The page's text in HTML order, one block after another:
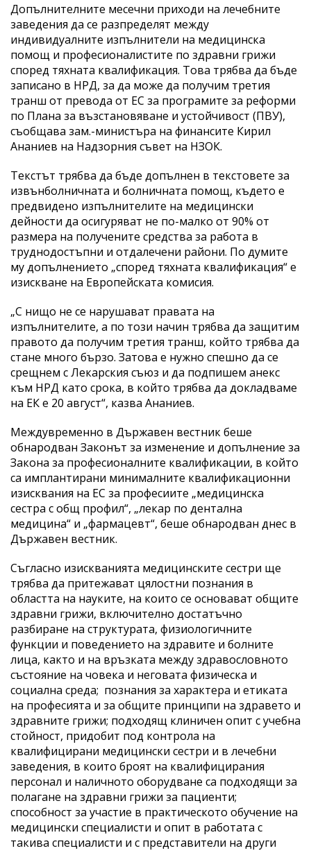
Допълнителните месечни приходи на лечебните
заведения да се разпределят между
индивидуалните изпълнители на медицинска
помощ и професионалистите по здравни грижи
според тяхната квалификация. Това трябва да бъде
записано в НРД, за да може да получим третия
транш от превода от ЕС за програмите за реформи
по Плана за възстановяване и устойчивост (ПВУ),
съобщава зам.-министъра на финансите Кирил
Ананиев на Надзорния съвет на НЗОК.
Текстът трябва да бъде допълнен в текстовете за
извънболничната и болничната помощ, където е
предвидено изпълнителите на медицински
дейности да осигуряват не по-малко от 90% от
размера на получените средства за работа в
труднодостъпни и отдалечени райони. По думите
му допълнението „според тяхната квалификация“ е
изискване на Европейската комисия.
„С нищо не се нарушават правата на
изпълнителите, а по този начин трябва да защитим
правото да получим третия транш, който трябва да
стане много бързо. Затова е нужно спешно да се
срещнем с Лекарския съюз и да подпишем анекс
към НРД като срока, в който трябва да докладваме
на ЕК е 20 август“, казва Ананиев.
Междувременно в Държавен вестник беше
обнародван Законът за изменение и допълнение за
Закона за професионалните квалификации, в който
са имплантирани минималните квалификационни
изисквания на ЕС за професиите „медицинска
сестра с общ профил“, „лекар по дентална
медицина“ и „фармацевт“, беше обнародван днес в
Държавен вестник.
Съгласно изискванията медицинските сестри ще
трябва да притежават цялостни познания в
областта на науките, на които се основават общите
здравни грижи, включително достатъчно
разбиране на структурата, физиологичните
функции и поведението на здравите и болните
лица, както и на връзката между здравословното
състояние на човека и неговата физическа и
социална среда; познания за характера и етиката
на професията и за общите принципи на здравето и
здравните грижи; подходящ клиничен опит с учебна
стойност, придобит под контрола на
квалифицирани медицински сестри и в лечебни
заведения, в които броят на квалифицирания
персонал и наличното оборудване са подходящи за
полагане на здравни грижи за пациенти;
способност за участие в практическото обучение на
медицински специалисти и опит в работата с
такива специалисти и с представители на други